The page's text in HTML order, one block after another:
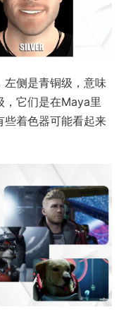
左侧是青铜级，意味
，它们是在Maya里
些着色器可能看起来